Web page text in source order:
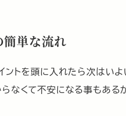
簡単な流れ
トを頭に入れたら次はい
なくて不安になる事もある